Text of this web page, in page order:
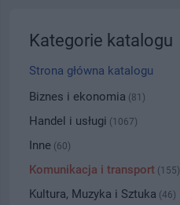
Kategorie katalogu
Strona główna katalogu
Biznes i ekonomia (81)
Handel i usługi (1067)
Inne (60)
Komunikacja i transport (155)
Kultura, Muzyka i Sztuka (46)